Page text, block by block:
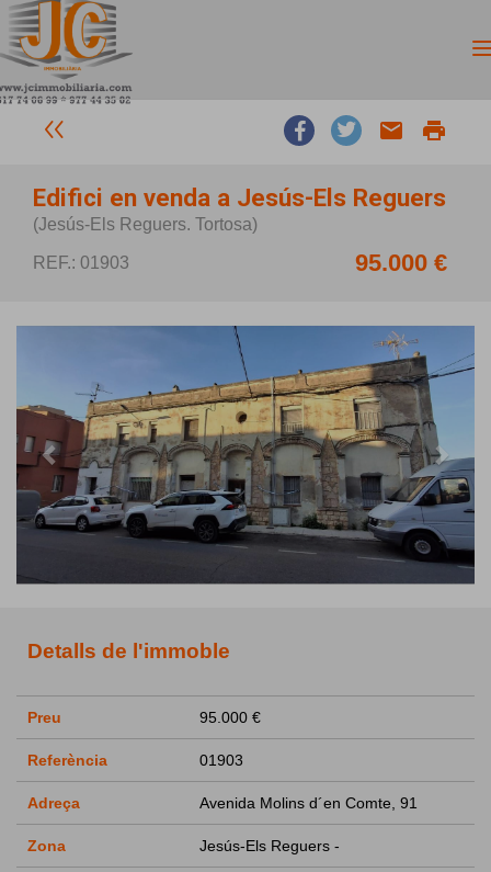
email print
Edifici en venda a Jesús-Els Reguers
(Jesús-Els Reguers. Tortosa)
REF.: 01903 95.000 €
Detalls de l'immoble
Preu 95.000 €
Referència 01903
Adreça Avenida Molins d´en Comte, 91
Zona Jesús-Els Reguers -